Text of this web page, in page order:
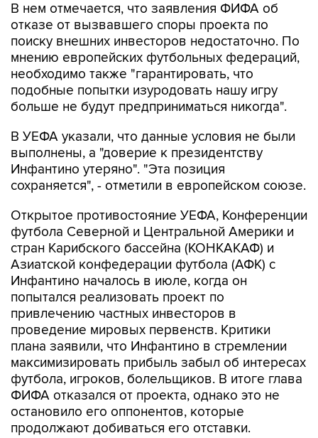
В нем отмечается, что заявления ФИФА об
отказе от вызвавшего споры проекта по
поиску внешних инвесторов недостаточно. По
мнению европейских футбольных федераций,
необходимо также "гарантировать, что
подобные попытки изуродовать нашу игру
больше не будут предприниматься никогда".
В УЕФА указали, что данные условия не были
выполнены, а "доверие к президентству
Инфантино утеряно". "Эта позиция
сохраняется", - отметили в европейском союзе.
Открытое противостояние УЕФА, Конференции
футбола Северной и Центральной Америки и
стран Карибского бассейна (КОНКАКАФ) и
Азиатской конфедерации футбола (АФК) с
Инфантино началось в июле, когда он
попытался реализовать проект по
привлечению частных инвесторов в
проведение мировых первенств. Критики
плана заявили, что Инфантино в стремлении
максимизировать прибыль забыл об интересах
футбола, игроков, болельщиков. В итоге глава
ФИФА отказался от проекта, однако это не
остановило его оппонентов, которые
продолжают добиваться его отставки.